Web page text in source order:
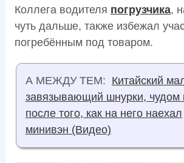
Коллега водителя погрузчика,
чуть дальше, также избежал
погребённым под товаром.
А МЕЖДУ ТЕМ: Китайский
завязывающий шнурки, чудом
после того, как на него наехал
минивэн (Видео)